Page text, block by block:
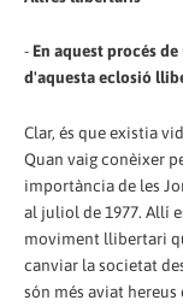
- En aquest procés
d'aquesta eclosió
Clar, és que existia
Quan vaig conèixer
importància de les
al juliol de 1977. Allí
moviment llibertari
canviar la societat
són més aviat hereus